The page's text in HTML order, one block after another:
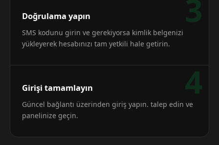
3
Doğrulama yapın
SMS kodunu girin ve gerekiyorsa kimlik belgenizi
yükleyerek hesabınızı tam yetkili hale getirin.
4
Girişi tamamlayın
Güncel bağlantı üzerinden giriş yapın. talep edin ve
panelinize geçin.